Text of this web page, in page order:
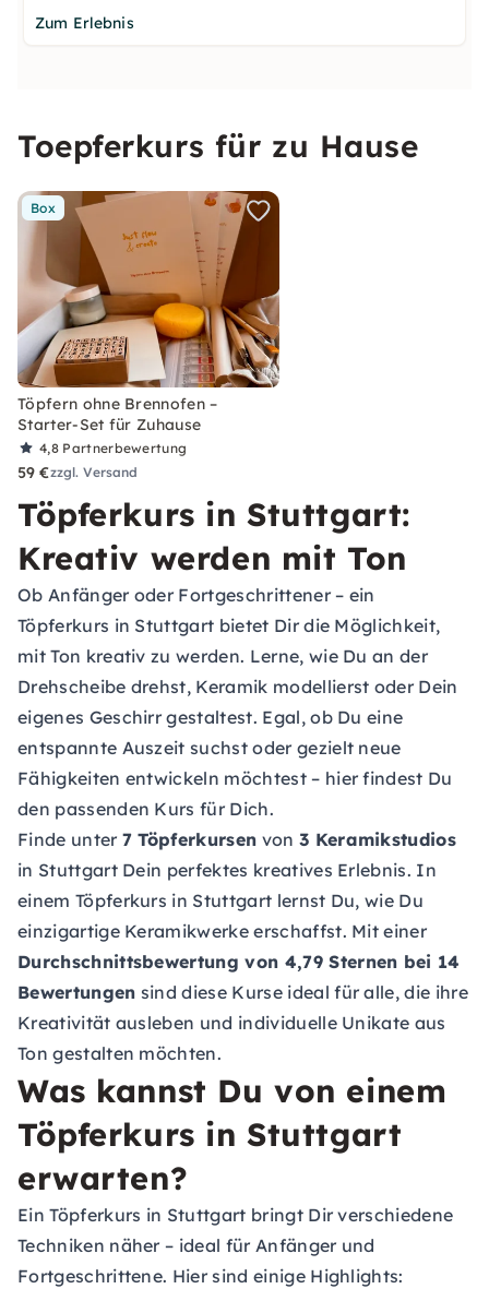
Zum Erlebnis
Toepferkurs für zu Hause
Box
Töpfern ohne Brennofen –
Starter-Set für Zuhause
4,8 Partnerbewertung
59 €zzgl. Versand
Töpferkurs in Stuttgart:
Kreativ werden mit Ton
Ob Anfänger oder Fortgeschrittener – ein
Töpferkurs in Stuttgart bietet Dir die Möglichkeit,
mit Ton kreativ zu werden. Lerne, wie Du an der
Drehscheibe drehst, Keramik modellierst oder Dein
eigenes Geschirr gestaltest. Egal, ob Du eine
entspannte Auszeit suchst oder gezielt neue
Fähigkeiten entwickeln möchtest – hier findest Du
den passenden Kurs für Dich.
Finde unter 7 Töpferkursen von 3 Keramikstudios
in Stuttgart Dein perfektes kreatives Erlebnis. In
einem Töpferkurs in Stuttgart lernst Du, wie Du
einzigartige Keramikwerke erschaffst. Mit einer
Durchschnittsbewertung von 4,79 Sternen bei 14
Bewertungen sind diese Kurse ideal für alle, die ihre
Kreativität ausleben und individuelle Unikate aus
Ton gestalten möchten.
Was kannst Du von einem
Töpferkurs in Stuttgart
erwarten?
Ein Töpferkurs in Stuttgart bringt Dir verschiedene
Techniken näher – ideal für Anfänger und
Fortgeschrittene. Hier sind einige Highlights: